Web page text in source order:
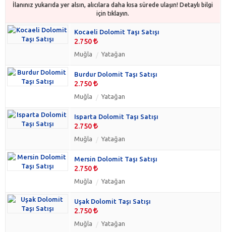
İlanınız yukarıda yer alsın, alıcılara daha kısa sürede ulaşın! Detaylı bilgi
için tıklayın.
Kocaeli Dolomit Taşı Satışı
2.750
Muğla Yatağan
Burdur Dolomit Taşı Satışı
2.750
Muğla Yatağan
Isparta Dolomit Taşı Satışı
2.750
Muğla Yatağan
Mersin Dolomit Taşı Satışı
2.750
Muğla Yatağan
Uşak Dolomit Taşı Satışı
2.750
Muğla Yatağan